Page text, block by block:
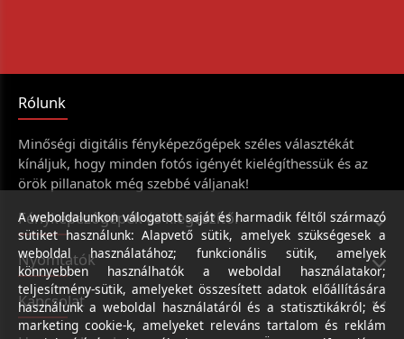
Rólunk
Minőségi digitális fényképezőgépek széles választékát
kínáljuk, hogy minden fotós igényét kielégíthessük és az
örök pillanatok még szebbé váljanak!
Fényképezőgépek és kiegészítői
Nyomtatók
Kapcsolat
A weboldalunkon válogatott saját és harmadik féltől származó
sütiket használunk: Alapvető sütik, amelyek szükségesek a
weboldal használatához; funkcionális sütik, amelyek
könnyebben használhatók a weboldal használatakor;
teljesítmény-sütik, amelyeket összesített adatok előállítására
használunk a weboldal használatáról és a statisztikákról; és
marketing cookie-k, amelyeket releváns tartalom és reklám